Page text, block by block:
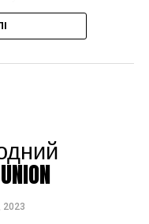
Бенксі
час
2023